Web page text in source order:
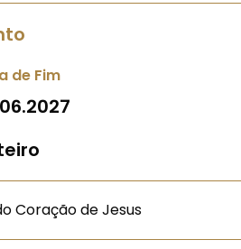
de Fim
Coração de Jesus